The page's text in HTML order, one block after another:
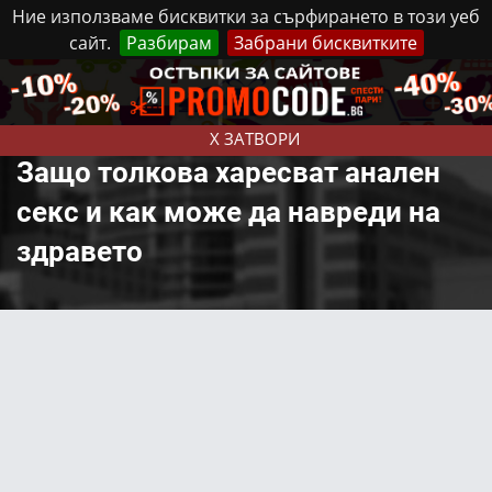
Ние използваме бисквитки за сърфирането в този уеб
сайт.
Разбирам Забрани бисквитките
X ЗАТВОРИ
Събота, 8 Август, 2026 Реклама Контакти
Защо толкова харесват анален
секс и как може да навреди на
здравето